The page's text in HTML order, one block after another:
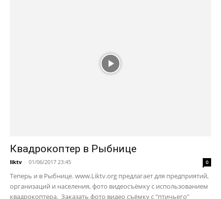
Квадрокоптер в Рыбнице
liktv - 01/06/2017 23:45 0
Теперь и в Рыбнице. www.Liktv.org предлагает для предприятий,
организаций и населения, фото видеосъёмку с использованием
квадрокоптера. Заказать фото видео съёмку с "птичьего"